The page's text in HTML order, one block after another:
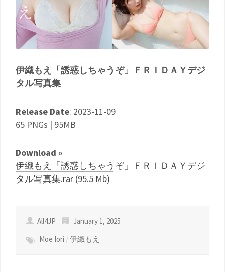
伊織もえ「誘惑しちゃうぞ」ＦＲＩＤＡＹデジ
タル写真集
Release Date: 2023-11-09
65 PNGs | 95MB
Download »
伊織もえ「誘惑しちゃうぞ」ＦＲＩＤＡＹデジ
タル写真集.rar (95.5 Mb)
All4JP
January 1, 2025
Moe Iori /伊織もえ